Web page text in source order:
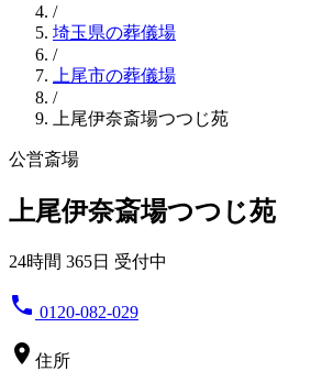
/
埼玉県の葬儀場
/
上尾市の葬儀場
/
上尾伊奈斎場つつじ苑
公営斎場
上尾伊奈斎場つつじ苑
24時間 365日 受付中
phone 0120-082-029
location_on 住所